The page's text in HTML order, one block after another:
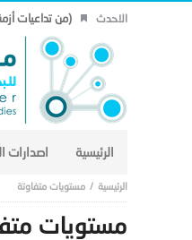
الاحدث (من تداعيات أزمة شباط 2026 إلى هندسة الأمن
الرئيسية اصدارات
مستويات متفاوتة
مستويات